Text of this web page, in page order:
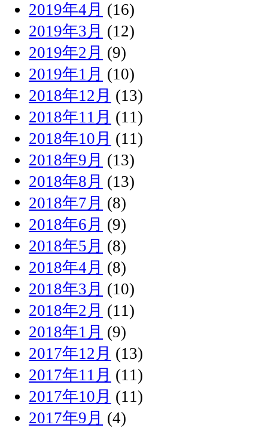
2019年4月 (16)
2019年3月 (12)
2019年2月 (9)
2019年1月 (10)
2018年12月 (13)
2018年11月 (11)
2018年10月 (11)
2018年9月 (13)
2018年8月 (13)
2018年7月 (8)
2018年6月 (9)
2018年5月 (8)
2018年4月 (8)
2018年3月 (10)
2018年2月 (11)
2018年1月 (9)
2017年12月 (13)
2017年11月 (11)
2017年10月 (11)
2017年9月 (4)